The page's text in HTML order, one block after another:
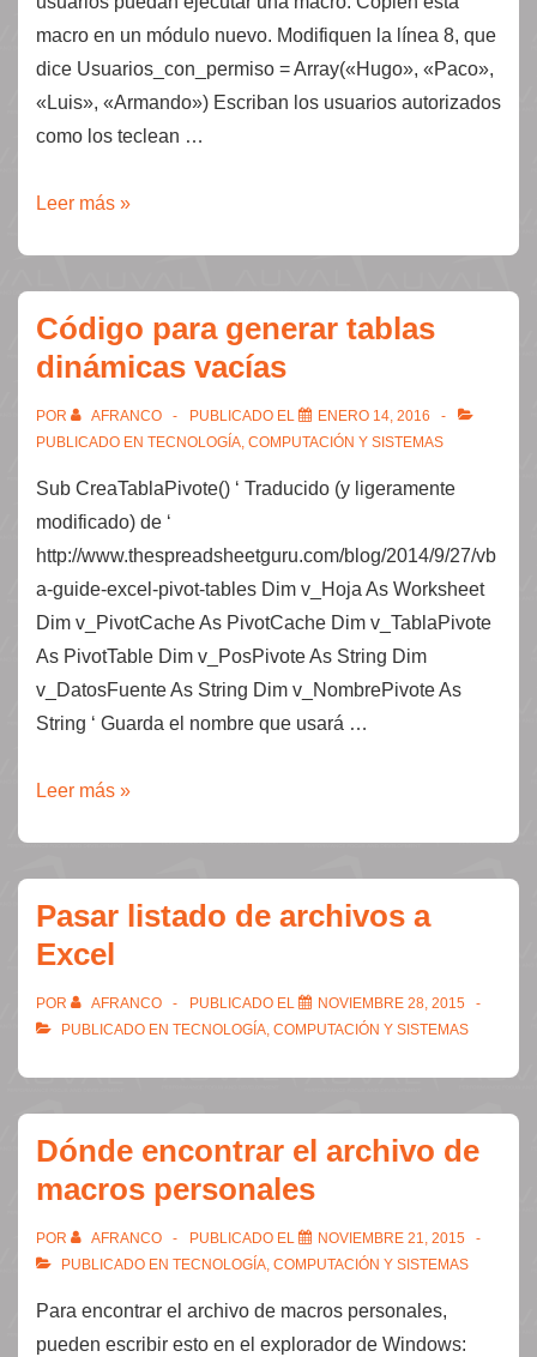
macro en un módulo nuevo. Modifiquen la línea 8, que
dice Usuarios_con_permiso = Array(«Hugo», «Paco»,
«Luis», «Armando») Escriban los usuarios autorizados
como los teclean …
Que
puedan
correr
macro
Leer más »
Código para generar tablas
dinámicas vacías
POR AFRANCO PUBLICADO EL
ENERO 14, 2016
PUBLICADO EN TECNOLOGÍA, COMPUTACIÓN Y SISTEMAS
Sub CreaTablaPivote() ‘ Traducido (y ligeramente
modificado) de ‘
http://www.thespreadsheetguru.com/blog/2014/9/27/vb
a-guide-excel-pivot-tables Dim v_Hoja As Worksheet
Dim v_PivotCache As PivotCache Dim v_TablaPivote
As PivotTable Dim v_PosPivote As String Dim
v_DatosFuente As String Dim v_NombrePivote As
String ‘ Guarda el nombre que usará …
Código
dinámicas
vacías
Leer más »
Pasar listado de archivos a
Excel
POR AFRANCO PUBLICADO EL
NOVIEMBRE 28, 2015
PUBLICADO EN TECNOLOGÍA, COMPUTACIÓN Y SISTEMAS
Dónde encontrar el archivo de
macros personales
POR AFRANCO PUBLICADO EL
NOVIEMBRE 21, 2015
PUBLICADO EN TECNOLOGÍA, COMPUTACIÓN Y SISTEMAS
Para encontrar el archivo de macros personales,
pueden escribir esto en el explorador de Windows: